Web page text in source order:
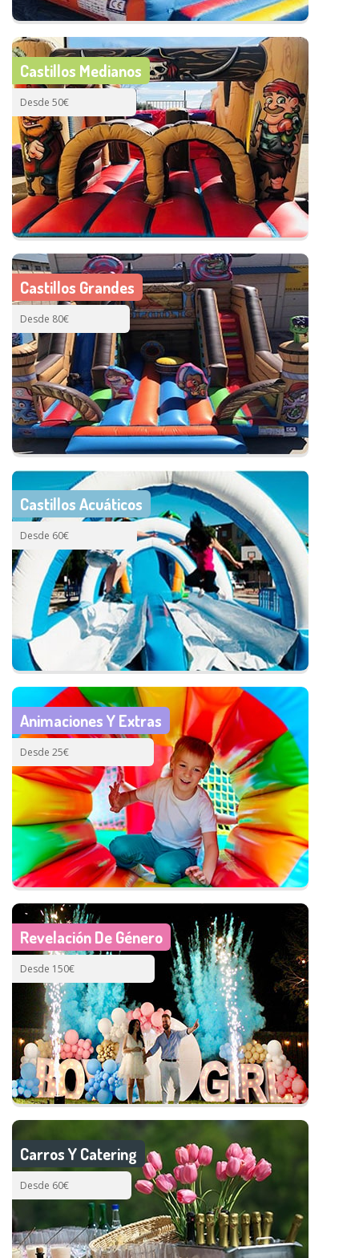
Castillos Medianos
Desde 50€
Castillos Grandes
Desde 80€
Castillos Acuáticos
Desde 60€
Animaciones Y Extras
Desde 25€
Revelación De Género
Desde 150€
Carros Y Catering
Desde 60€